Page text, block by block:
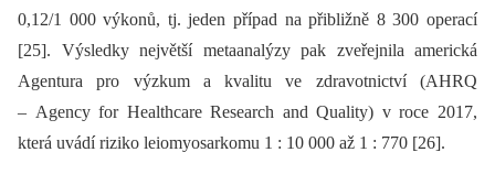
0,12/1 000 výkonů, tj. jeden případ na přibližně 8 300 operací
[25]. Výsledky největší metaanalýzy pak zveřejnila americká
Agentura pro výzkum a kvalitu ve zdravotnictví (AHRQ
–⁠ Agency for Healthcare Research and Quality) v roce 2017,
která uvádí riziko leiomyosarkomu 1 : 10 000 až 1 : 770 [26].